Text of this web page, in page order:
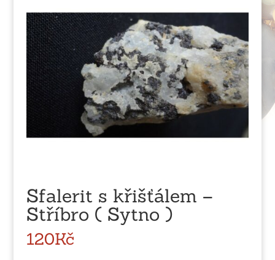
Sfalerit s křišťálem –
Stříbro ( Sytno )
120Kč